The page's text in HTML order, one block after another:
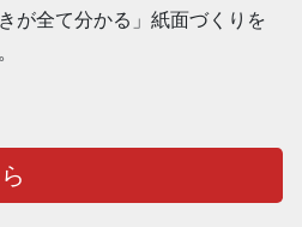
が全て分かる」紙面づくりを